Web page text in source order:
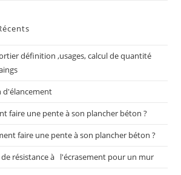
définition ,usages, calcul de quantité
d'élancement
faire une pente à son plancher béton ?
faire une pente à son plancher béton ?
résistance à l'écrasement pour un mur